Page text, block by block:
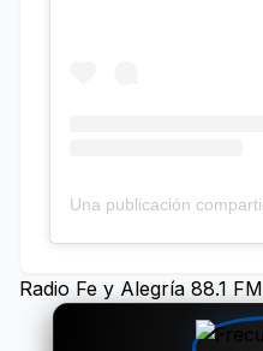
Radio Fe y Alegría 88.1 FM